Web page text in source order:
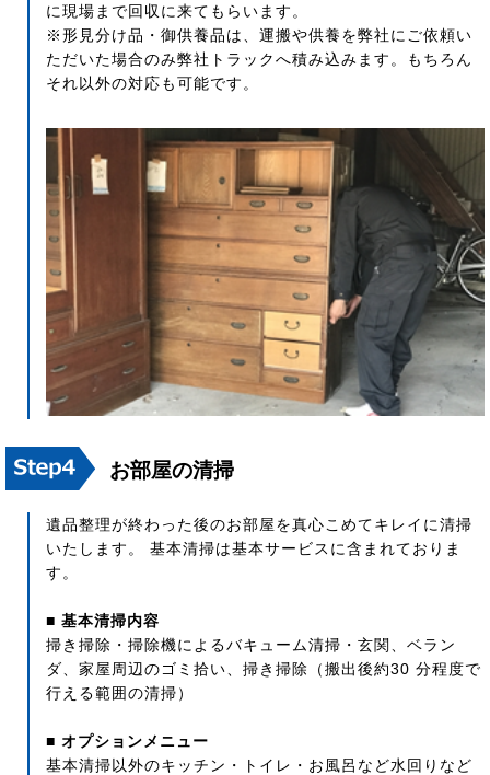
に現場まで回収に来てもらいます。
※形見分け品・御供養品は、運搬や供養を弊社にご依頼い
ただいた場合のみ弊社トラックへ積み込みます。もちろん
それ以外の対応も可能です。
お部屋の清掃
遺品整理が終わった後のお部屋を真心こめてキレイに清掃
いたします。 基本清掃は基本サービスに含まれておりま
す。
■ 基本清掃内容
掃き掃除・掃除機によるバキューム清掃・玄関、ベラン
ダ、家屋周辺のゴミ拾い、掃き掃除（搬出後約30 分程度で
行える範囲の清掃）
■ オプションメニュー
基本清掃以外のキッチン・トイレ・お風呂など水回りなど